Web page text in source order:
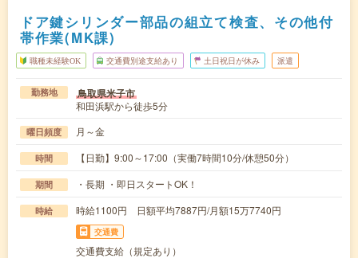
ドア鍵シリンダー部品の組立て検査、その他付
帯作業(MK課)
職種未経験OK 交通費別途支給あり 土日祝日が休み 派遣
勤務地 鳥取県米子市
和田浜駅から徒歩5分
曜日頻度 月～金
時間 【日勤】9:00～17:00（実働7時間10分/休憩50分）
期間 ・長期 ・即日スタートOK！
時給 時給1100円 日額平均7887円/月額15万7740円
交通費
交通費支給（規定あり）